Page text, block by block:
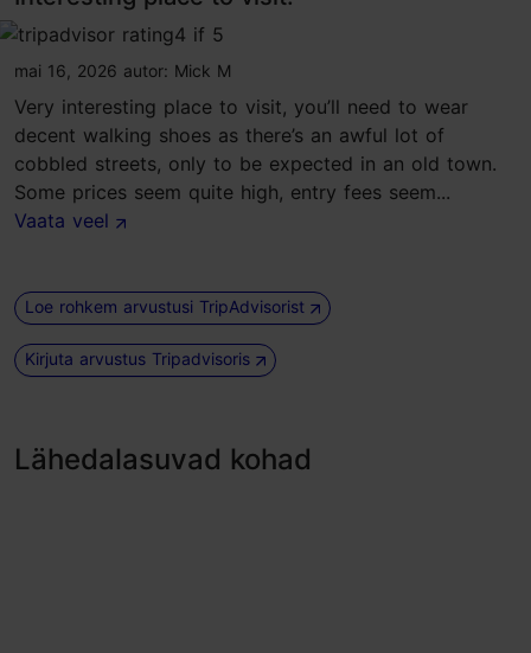
tripadvisor rating 4 of 5
mai 16, 2026 autor: Mick M
Very interesting place to visit, you’ll need to wear
decent walking shoes as there’s an awful lot of
cobbled streets, only to be expected in an old town.
Some prices seem quite high, entry fees seem...
Vaata veel
Loe rohkem arvustusi TripAdvisorist
Kirjuta arvustus Tripadvisoris
Lähedalasuvad kohad